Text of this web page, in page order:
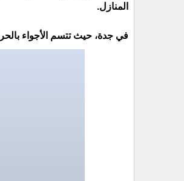
المنازل.
في جدة، حيث تتسم الأجواء